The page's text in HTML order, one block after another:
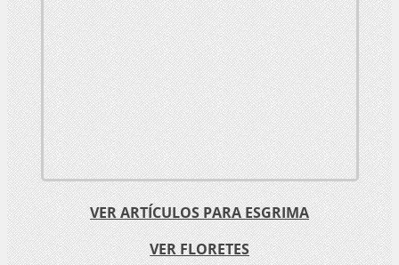
VER ARTÍCULOS PARA ESGRIMA
VER FLORETES